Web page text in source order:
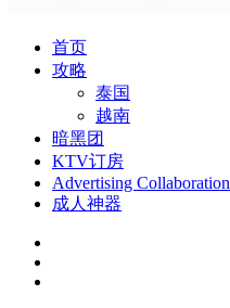
首页
攻略
泰国
越南
暗黑团
KTV订房
Advertising Collaboration
成人神器